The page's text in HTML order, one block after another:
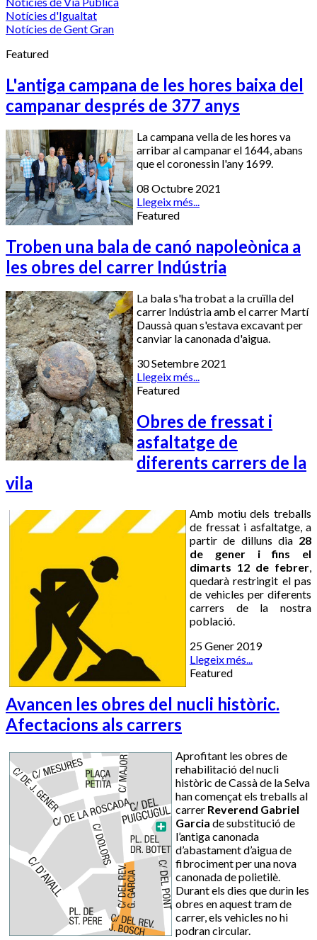
Notícies d'Igualtat
Notícies de Gent Gran
Featured
L'antiga campana de les hores baixa del
campanar després de 377 anys
La campana vella de les hores va
arribar al campanar el 1644, abans
que el coronessin l'any 1699.
08 Octubre 2021
Llegeix més...
Featured
Troben una bala de canó napoleònica a
les obres del carrer Indústria
La bala s'ha trobat a la cruïlla del
carrer Indústria amb el carrer Martí
Daussà quan s'estava excavant per
canviar la canonada d'aigua.
30 Setembre 2021
Llegeix més...
Featured
Obres de fressat i
asfaltatge de
diferents carrers de la
vila
Amb motiu dels treballs
de fressat i asfaltatge, a
partir de dilluns dia 28
de gener i fins el
dimarts 12 de febrer,
quedarà restringit el pas
de vehicles per diferents
carrers de la nostra
població.
25 Gener 2019
Llegeix més...
Featured
Avancen les obres del nucli històric.
Afectacions als carrers
Aprofitant les obres de
rehabilitació del nucli
històric de Cassà de la Selva
han començat els treballs al
carrer Reverend Gabriel
Garcia de substitució de
l’antiga canonada
d’abastament d’aigua de
fibrociment per una nova
canonada de polietilè.
Durant els dies que durin les
obres en aquest tram de
carrer, els vehicles no hi
podran circular.